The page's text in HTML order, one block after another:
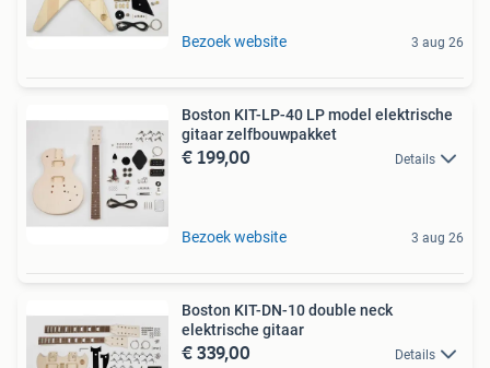
Bezoek website 3 aug 26
Boston KIT-LP-40 LP model elektrische
gitaar zelfbouwpakket
€ 199,00 Details
Bezoek website 3 aug 26
Boston KIT-DN-10 double neck
elektrische gitaar
€ 339,00 Details